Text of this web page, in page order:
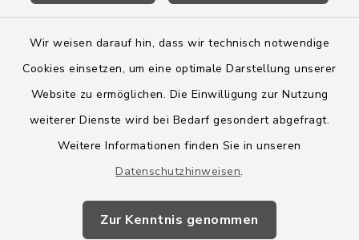
Wir weisen darauf hin, dass wir technisch notwendige
Cookies einsetzen, um eine optimale Darstellung unserer
Website zu ermöglichen. Die Einwilligung zur Nutzung
weiterer Dienste wird bei Bedarf gesondert abgefragt.
Weitere Informationen finden Sie in unseren
Datenschutzhinweisen.
Zur Kenntnis genommen
Barrierefreiheit
Impressum